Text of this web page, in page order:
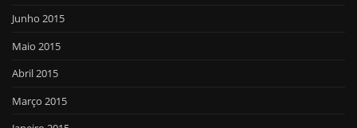
Junho 2015
Maio 2015
Abril 2015
Março 2015